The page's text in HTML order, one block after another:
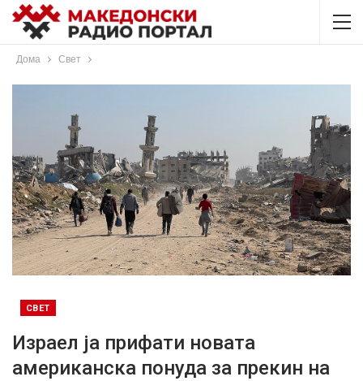
Дома Свет
СВЕТ
Израел ја прифати новата
американска понуда за прекин на